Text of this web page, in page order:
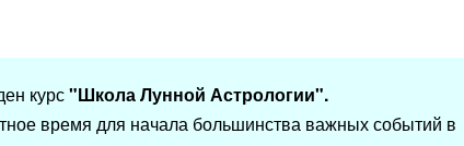
курс"Школа Лунной Астрологии".
время для начала большинства важных событий в